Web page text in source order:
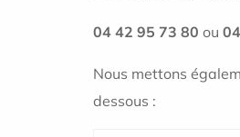
04 42 95 73 80 ou
Nous mettons
dessous :